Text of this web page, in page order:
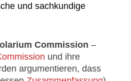
und sachkundige
Commission –
und ihre
argumentieren, dass